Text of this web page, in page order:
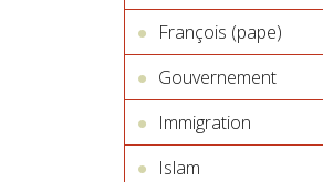
François (pape)
Gouvernement
Immigration
Islam